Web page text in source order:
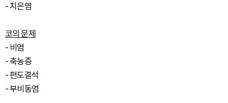
- 치은염
코의 문제
- 비염
- 축농증
- 편도결석
- 부비동염